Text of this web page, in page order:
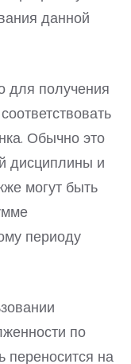
данной
для получения
Обычно это
дисциплины и
могут быть
периоду
по
переносится на